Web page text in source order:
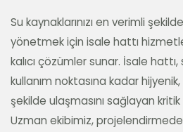
Su kaynaklarınızı en verimli
yönetmek için isale hattı
kalıcı çözümler sunar. İsale
kullanım noktasına kadar
şekilde ulaşmasını sağlayan
Uzman ekibimiz,